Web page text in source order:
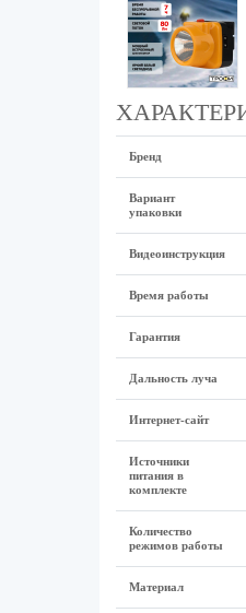
Бренд
Вариант
упаковки
Видеоинструкция
Время работы
Гарантия
Дальность луча
Интернет-сайт
Источники
питания в
комплекте
Количество
режимов работы
Материал